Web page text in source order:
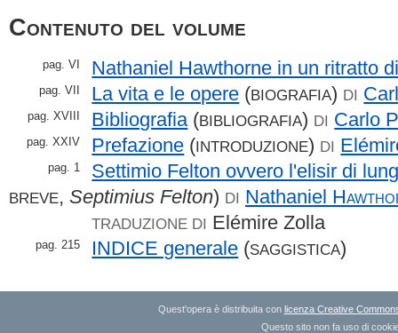
Contenuto del volume
pag. VI Nathaniel Hawthorne in un ritratto
pag. VII La vita e le opere (BIOGRAFIA) DI
pag. XVIII Bibliografia (BIBLIOGRAFIA) DI Carlo
pag. XXIV Prefazione (INTRODUZIONE) DI
pag. 1 Settimio Felton ovvero l'elisir di
BREVE, Septimius Felton) DI Nathaniel
TRADUZIONE DI Elémire Zolla
pag. 215 INDICE generale (SAGGISTICA)
Quest'opera è distribuita con licenza Creative
Questo sito non fa uso di